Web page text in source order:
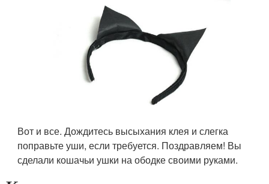
Вот и все. Дождитесь высыхания клея и слегка
поправьте уши, если требуется. Поздравляем! Вы
сделали кошачьи ушки на ободке своими руками.